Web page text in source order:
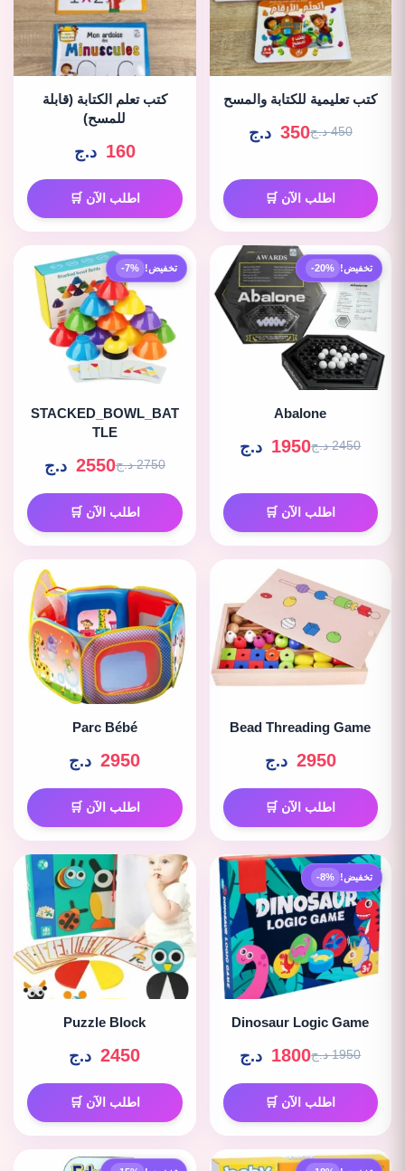
كتب تعليمية للكتابة والمسح
450 د.ج 350 د.ج
اطلب الآن 🛒
كتب تعلم الكتابة (قابلة
للمسح)
160 د.ج
اطلب الآن 🛒
تخفيض! -20%
Abalone
2450 د.ج 1950 د.ج
اطلب الآن 🛒
تخفيض! -7%
STACKED_BOWL_BAT
TLE
2750 د.ج 2550 د.ج
اطلب الآن 🛒
Bead Threading Game
2950 د.ج
اطلب الآن 🛒
Parc Bébé
2950 د.ج
اطلب الآن 🛒
تخفيض! -8%
Dinosaur Logic Game
1950 د.ج 1800 د.ج
اطلب الآن 🛒
Puzzle Block
2450 د.ج
اطلب الآن 🛒